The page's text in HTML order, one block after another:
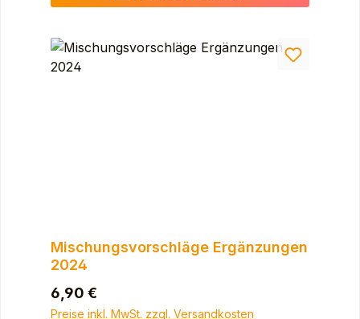
Mischungsvorschläge Ergänzungen
2024
Regulärer Preis:
6,90 €
Preise inkl. MwSt. zzgl. Versandkosten